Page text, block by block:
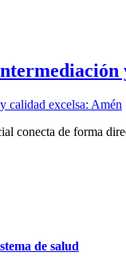
conecta de forma
de salud